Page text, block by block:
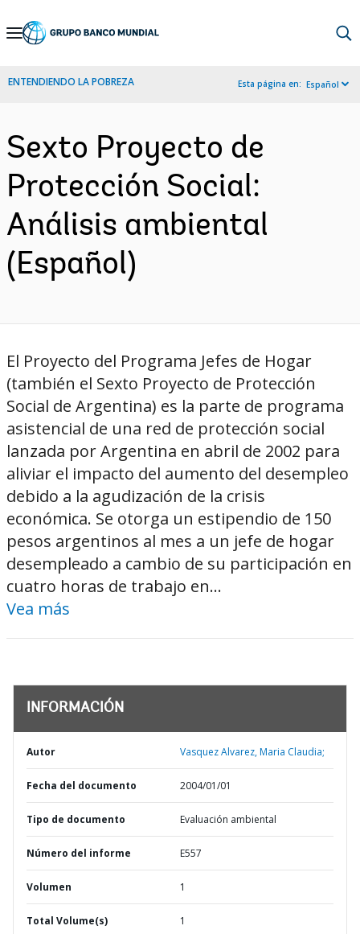
Skip
Navigation
ENTENDIENDO LA POBREZA Esta página en: Español
Sexto Proyecto de
Protección Social:
Análisis ambiental
(Español)
El Proyecto del Programa Jefes de Hogar
(también el Sexto Proyecto de Protección
Social de Argentina) es la parte de programa
asistencial de una red de protección social
lanzada por Argentina en abril de 2002 para
aliviar el impacto del aumento del desempleo
debido a la agudización de la crisis
económica. Se otorga un estipendio de 150
pesos argentinos al mes a un jefe de hogar
desempleado a cambio de su participación en
cuatro horas de trabajo en...
Vea más
INFORMACIÓN
Autor Vasquez Alvarez, Maria Claudia;
Fecha del documento 2004/01/01
Tipo de documento Evaluación ambiental
Número del informe E557
Volumen 1
Total Volume(s) 1